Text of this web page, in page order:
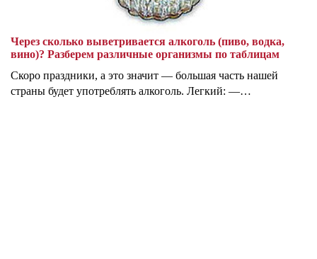
Через сколько выветривается алкоголь (пиво, водка,
вино)? Разберем различные организмы по таблицам
Скоро праздники, а это значит — большая часть нашей
страны будет употреблять алкоголь. Легкий: —…